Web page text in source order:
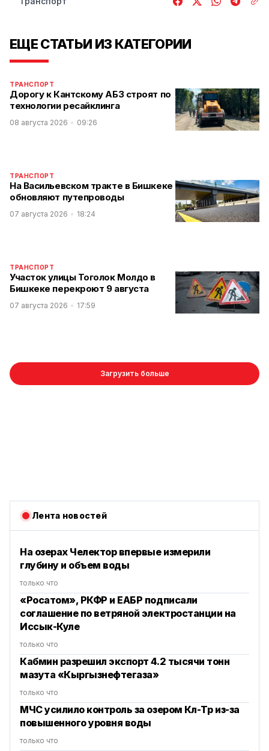
ЕЩЕ СТАТЬИ ИЗ КАТЕГОРИИ
ТРАНСПОРТ
Дорогу к Кантскому АБЗ строят по
технологии ресайклинга
08 августа 2026 09:26
ТРАНСПОРТ
На Васильевском тракте в Бишкеке
обновляют путепроводы
07 августа 2026 18:24
ТРАНСПОРТ
Участок улицы Тоголок Молдо в
Бишкеке перекроют 9 августа
07 августа 2026 17:59
Загрузить больше
Лента новостей
На озерах Челектор впервые измерили
глубину и объем воды
только что
«Росатом», РКФР и ЕАБР подписали
соглашение по ветряной электростанции на
Иссык-Куле
только что
Кабмин разрешил экспорт 4.2 тысячи тонн
мазута «Кыргызнефтегаза»
только что
МЧС усилило контроль за озером Көл-Төр из-за
повышенного уровня воды
только что